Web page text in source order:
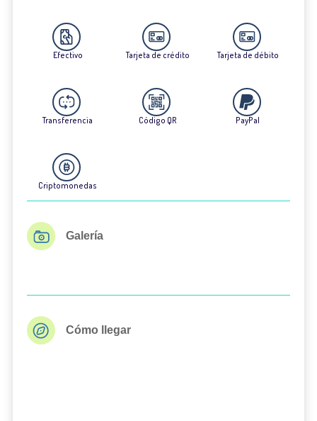
Efectivo Tarjeta de crédito Tarjeta de débito
Transferencia Código QR PayPal
Criptomonedas
Galería
Cómo llegar